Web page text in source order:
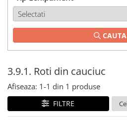
1.2.1. Prindere in 3 puncte
1.2.2. Mecanism de ridicare -
Tiranti si accesorii
1.3. Scaune & Accesorii
1.3.1. Scaune
tractoare
CAUTA
3.9.1. Roti din cauciuc
Afiseaza: 1-1 din 1 produse
FILTRE